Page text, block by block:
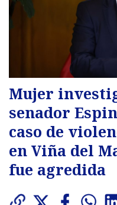
Mujer
senador
caso de
en Viña del
fue agredida